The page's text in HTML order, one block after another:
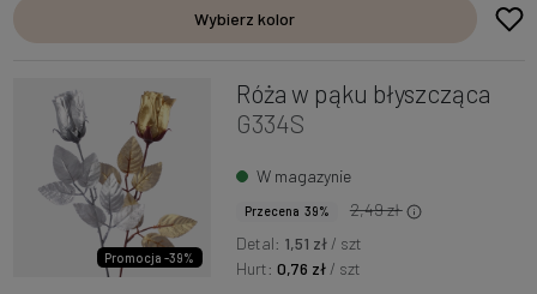
Wybierz kolor
Promocja -39%
Róża w pąku błyszcząca
G334S
W magazynie
Przecena 39%
2,49 zł
Detal: 1,51 zł / szt
Hurt:0,76 zł / szt